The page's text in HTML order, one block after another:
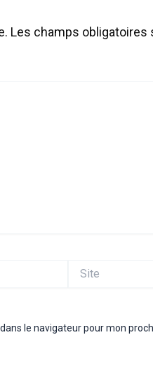
Les champs obligatoires
le navigateur pour mon